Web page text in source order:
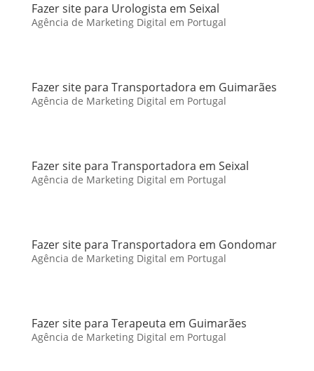
Fazer site para Urologista em Seixal
Agência de Marketing Digital em Portugal
Fazer site para Transportadora em Guimarães
Agência de Marketing Digital em Portugal
Fazer site para Transportadora em Seixal
Agência de Marketing Digital em Portugal
Fazer site para Transportadora em Gondomar
Agência de Marketing Digital em Portugal
Fazer site para Terapeuta em Guimarães
Agência de Marketing Digital em Portugal